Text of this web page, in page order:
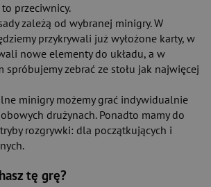
przeciwnicy.
zależą od wybranej minigry. W
przykrywali już wyłożone karty, w
nowe elementy do układu, a w
spróbujemy zebrać ze stołu jak najwięcej
minigry możemy grać indywidualnie
drużynach. Ponadto mamy do
rozgrywki: dla początkujących i
tę grę?